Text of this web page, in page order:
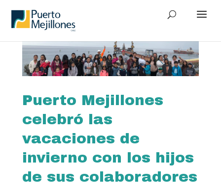
Puerto Mejillones
celebró las
vacaciones de
invierno con los hijos
de sus colaboradores